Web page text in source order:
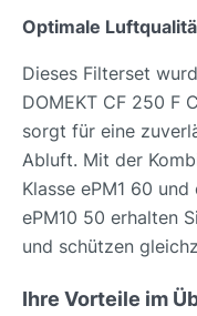
Optimale
Dieses Filterset
DOMEKT CF 250 F
sorgt für eine
Abluft. Mit der
Klasse ePM1 60
ePM10 50 erhalten
und schützen
Ihre Vorteile im